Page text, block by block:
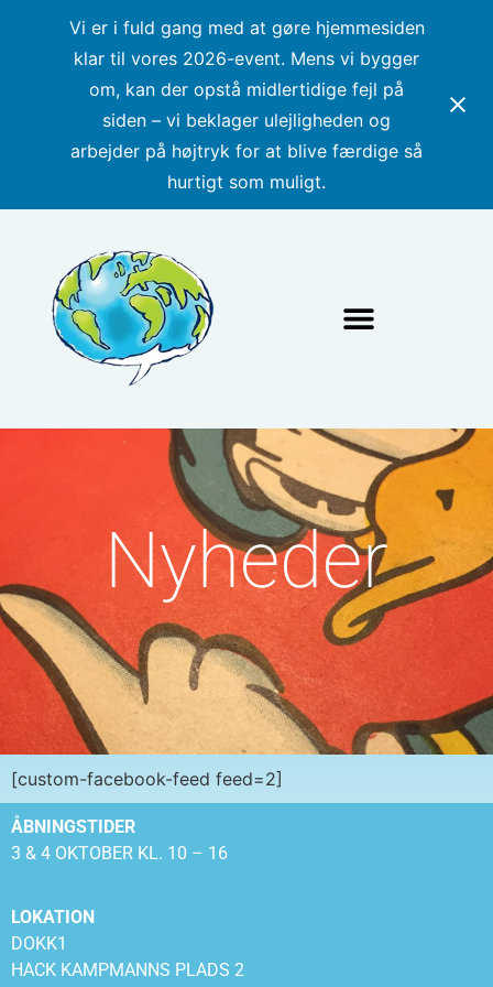
Vi er i fuld gang med at gøre hjemmesiden
klar til vores 2026-event. Mens vi bygger
om, kan der opstå midlertidige fejl på
siden – vi beklager ulejligheden og
arbejder på højtryk for at blive færdige så
hurtigt som muligt.
Nyheder
Nyheder
[custom-facebook-feed feed=2]
ÅBNINGSTIDER
3 & 4 OKTOBER KL. 10 – 16
LOKATION
DOKK1
HACK KAMPMANNS PLADS 2